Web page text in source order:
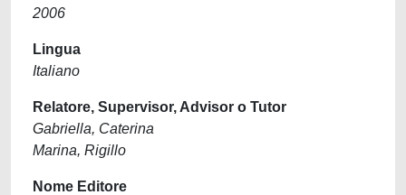
2006
Lingua
Italiano
Relatore, Supervisor, Advisor o Tutor
Gabriella, Caterina
Marina, Rigillo
Nome Editore